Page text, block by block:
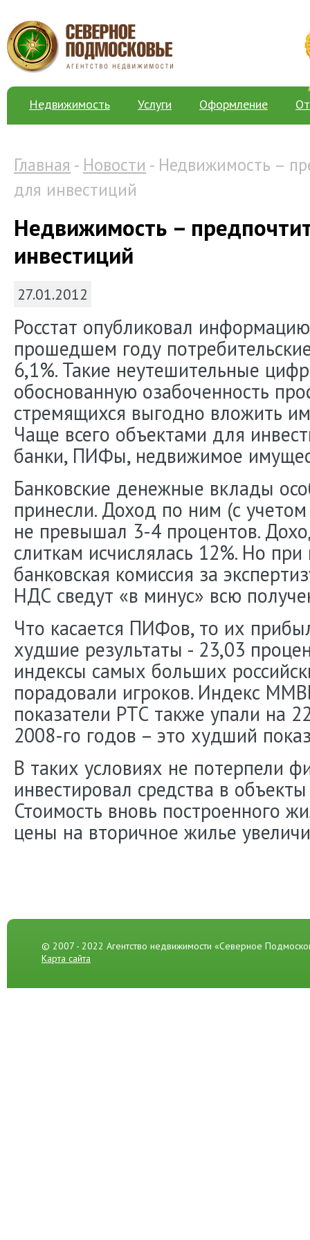
Недвижимость Услуги Оформление
Главная - Новости - Недвижимость –
для инвестиций
Недвижимость –
инвестиций
27.01.2012
Росстат опубликовал
прошедшем году
6,1%. Такие неутешительные
обоснованную озабоченность
стремящихся выгодно вложить
Чаще всего объектами для
банки, ПИФы, недвижимое
Банковские денежные вклады
принесли. Доход по ним (с
не превышал 3-4 процентов.
слиткам исчислялась 12%. Но
банковская комиссия за
НДС сведут «в минус» всю
Что касается ПИФов, то их
худшие результаты - 23,03
индексы самых больших
порадовали игроков. Индекс
показатели РТС также упали на
2008-го годов – это худший
В таких условиях не потерпели
инвестировал средства в
Стоимость вновь построенного
цены на вторичное жилье
© 2007 - 2022 Агентство недвижимости «Северное
Карта сайта